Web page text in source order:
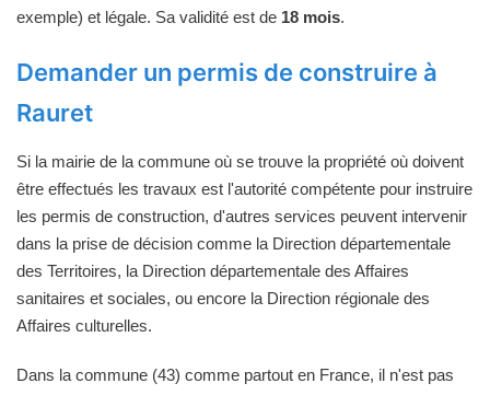
exemple) et légale. Sa validité est de 18 mois.
Demander un permis de construire à
Rauret
Si la mairie de la commune où se trouve la propriété où doivent
être effectués les travaux est l'autorité compétente pour instruire
les permis de construction, d'autres services peuvent intervenir
dans la prise de décision comme la Direction départementale
des Territoires, la Direction départementale des Affaires
sanitaires et sociales, ou encore la Direction régionale des
Affaires culturelles.
Dans la commune (43) comme partout en France, il n'est pas